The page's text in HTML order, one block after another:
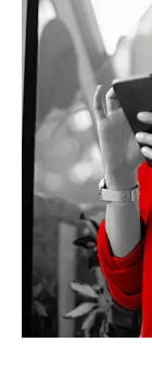
nova no
como
até os
qualidade!
LER